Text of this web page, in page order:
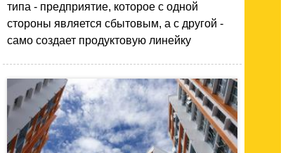
типа - предприятие, которое с одной
стороны является сбытовым, а с другой -
само создает продуктовую линейку